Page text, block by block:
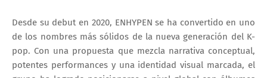
Desde su debut en 2020, ENHYPEN se ha convertido en uno
de los nombres más sólidos de la nueva generación del K-
pop. Con una propuesta que mezcla narrativa conceptual,
potentes performances y una identidad visual marcada, el